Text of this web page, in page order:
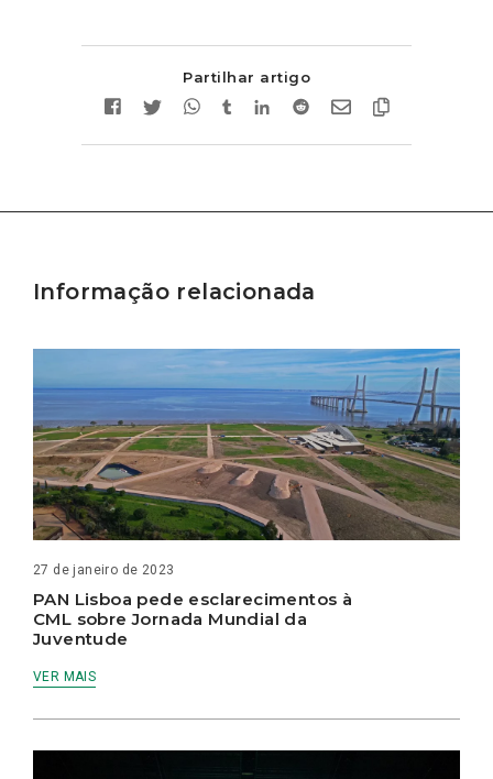
Partilhar artigo
Informação relacionada
27 de janeiro de 2023
PAN Lisboa pede esclarecimentos à
CML sobre Jornada Mundial da
Juventude
VER MAIS